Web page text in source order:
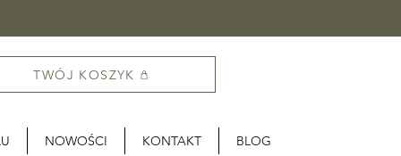
TWÓJ KOSZYK
NOWOŚCI KONTAKT BLOG